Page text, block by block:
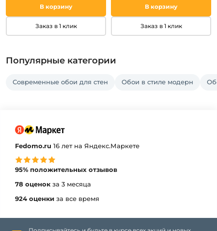
В корзину
Заказ в 1 клик
В корзину
Заказ в 1 клик
Популярные категории
Современные обои для стен Обои в стиле модерн
Fedomo.ru 16 лет на Яндекс.Маркете
95% положительных отзывов
78 оценок за 3 месяца
924 оценки за все время